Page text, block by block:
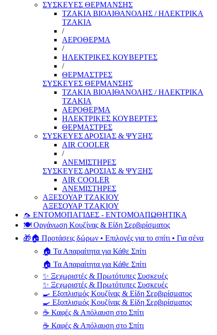
ΣΥΣΚΕΥΕΣ ΘΕΡΜΑΝΣΗΣ
ΤΖΑΚΙΑ ΒΙΟΑΙΘΑΝΟΛΗΣ / ΗΛΕΚΤΡΙΚΑ
ΤΖΑΚΙΑ
/
ΑΕΡΟΘΕΡΜΑ
/
ΗΛΕΚΤΡΙΚΕΣ ΚΟΥΒΕΡΤΕΣ
/
ΘΕΡΜΑΣΤΡΕΣ
ΣΥΣΚΕΥΕΣ ΘΕΡΜΑΝΣΗΣ
ΤΖΑΚΙΑ ΒΙΟΑΙΘΑΝΟΛΗΣ / ΗΛΕΚΤΡΙΚΑ
ΤΖΑΚΙΑ
ΑΕΡΟΘΕΡΜΑ
ΗΛΕΚΤΡΙΚΕΣ ΚΟΥΒΕΡΤΕΣ
ΘΕΡΜΑΣΤΡΕΣ
ΣΥΣΚΕΥΕΣ ΔΡΟΣΙΑΣ & ΨΥΞΗΣ
AIR COOLER
/
ΑΝΕΜΙΣΤΗΡΕΣ
ΣΥΣΚΕΥΕΣ ΔΡΟΣΙΑΣ & ΨΥΞΗΣ
AIR COOLER
ΑΝΕΜΙΣΤΗΡΕΣ
ΑΞΕΣΟΥΑΡ ΤΖΑΚΙΟΥ
ΑΞΕΣΟΥΑΡ ΤΖΑΚΙΟΥ
🦟 ΕΝΤΟΜΟΠΑΓΙΔΕΣ - ΕΝΤΟΜΟΑΠΩΘΗΤΙΚΑ
🍽️ Οργάνωση Κουζίνας & Είδη Σερβιρίσματος
🎁🏠 Προτάσεις δώρων • Επιλογές για το σπίτι • Για σένα
🏠 Τα Απαραίτητα για Κάθε Σπίτι
🏠 Τα Απαραίτητα για Κάθε Σπίτι
✨ Ξεχωριστές & Πρωτότυπες Συσκευές
✨ Ξεχωριστές & Πρωτότυπες Συσκευές
🍳 Εξοπλισμός Κουζίνας & Είδη Σερβιρίσματος
🍳 Εξοπλισμός Κουζίνας & Είδη Σερβιρίσματος
☕ Καφές & Απόλαυση στο Σπίτι
☕ Καφές & Απόλαυση στο Σπίτι